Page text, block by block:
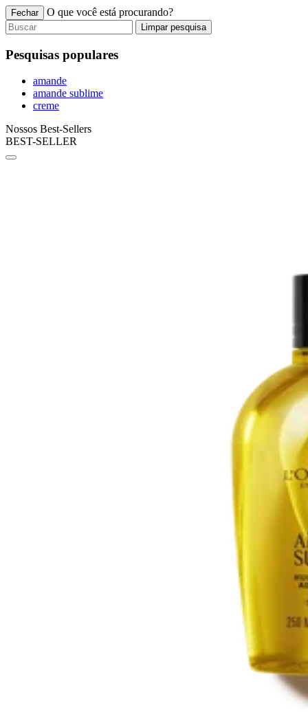
Fechar O que você está procurando?
Limpar pesquisa
Pesquisas populares
amande
amande sublime
creme
Nossos Best-Sellers
BEST-SELLER